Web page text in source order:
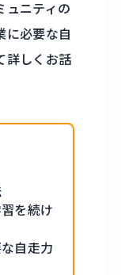
ュニティの
に必要な自
詳しくお話
を続け
自走力